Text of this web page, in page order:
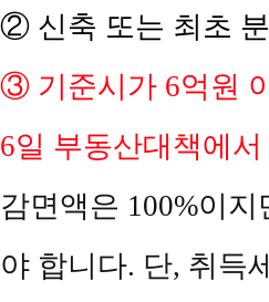
② 신축 또는 최초
③ 기준시가 6억원
6일 부동산대책에
감면액은 100%이
야 합니다. 단, 취득